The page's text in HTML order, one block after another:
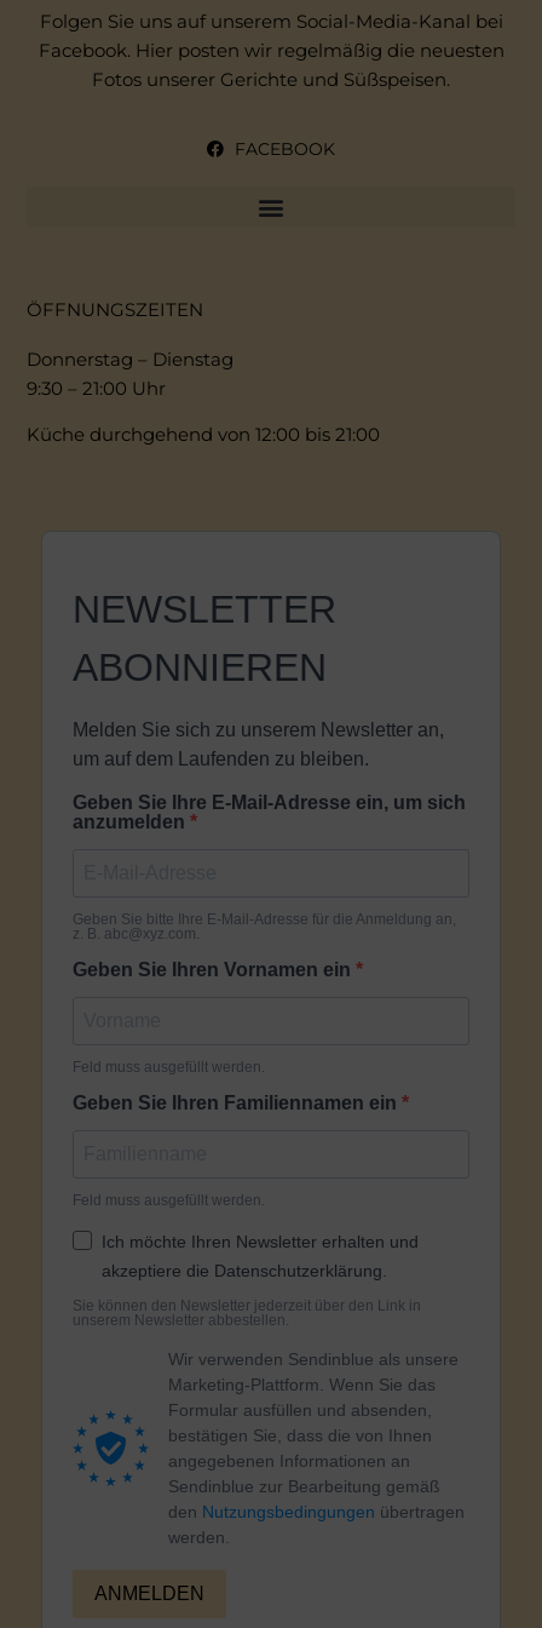
Folgen Sie uns auf unserem Social-Media-Kanal bei
Facebook. Hier posten wir regelmäßig die neuesten
Fotos unserer Gerichte und Süßspeisen.
FACEBOOK
ÖFFNUNGSZEITEN
Donnerstag – Dienstag
9:30 – 21:00 Uhr
Küche durchgehend von 12:00 bis 21:00
NEWSLETTER
ABONNIEREN
Melden Sie sich zu unserem Newsletter an,
um auf dem Laufenden zu bleiben.
Geben Sie Ihre E-Mail-Adresse ein, um sich
anzumelden
Geben Sie bitte Ihre E-Mail-Adresse für die Anmeldung an,
z. B. abc@xyz.com.
Geben Sie Ihren Vornamen ein
Feld muss ausgefüllt werden.
Geben Sie Ihren Familiennamen ein
Feld muss ausgefüllt werden.
Ich möchte Ihren Newsletter erhalten und
akzeptiere die Datenschutzerklärung.
Sie können den Newsletter jederzeit über den Link in
unserem Newsletter abbestellen.
Wir verwenden Sendinblue als unsere
Marketing-Plattform. Wenn Sie das
Formular ausfüllen und absenden,
bestätigen Sie, dass die von Ihnen
angegebenen Informationen an
Sendinblue zur Bearbeitung gemäß
den Nutzungsbedingungen übertragen
werden.
ANMELDEN